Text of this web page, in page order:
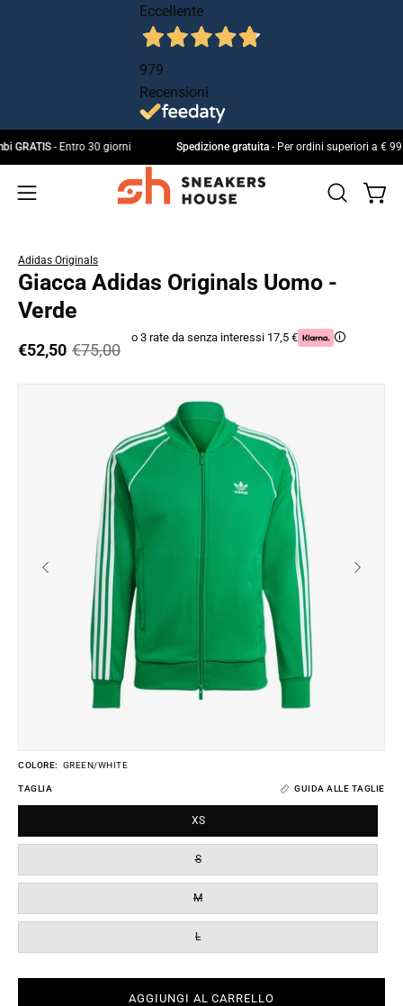
Eccellente
979
Recensioni
GRATIS- Entro 30 giorni Spedizione gratuita- Per ordini superiori a
Apri
navigazione
Apri
Apri
Adidas Originals
Giacca Adidas Originals Uomo -
Verde
€52,50 €75,00
o 3 rate da senza interessi 17,5 € 🛈
COLORE: GREEN/WHITE
TAGLIA
GUIDA ALLE TAGLIE
XS
S
M
L
AGGIUNGI AL CARRELLO